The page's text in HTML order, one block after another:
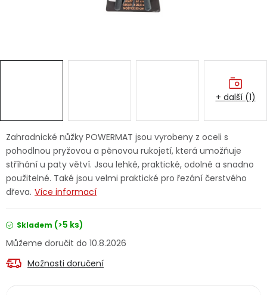
Značky
Servis nářadí Hodnocení obchodu
Zahradnické nůžky POWERMAT jsou vyrobeny z oceli s
pohodlnou pryžovou a pěnovou rukojetí, která umožňuje
stříhání u paty větví. Jsou lehké, praktické, odolné a snadno
použitelné. Také jsou velmi praktické pro řezání čerstvého
dřeva. Více informací
Skladem (>5 ks)
10.8.2026
Možnosti doručení
+ další (1)